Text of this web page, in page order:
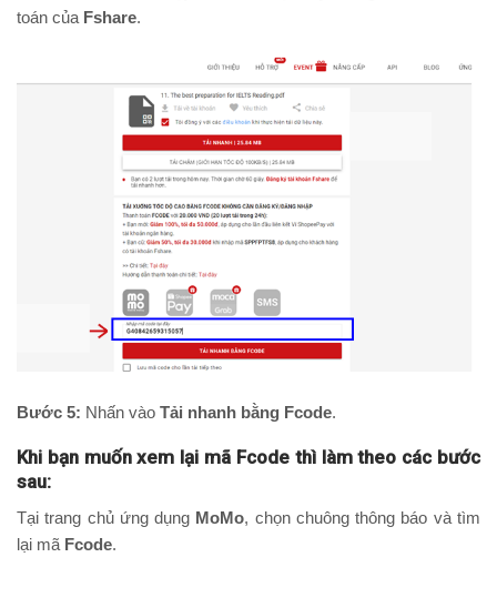
toán của Fshare.
Bước 5: Nhấn vào Tải nhanh bằng Fcode.
Khi bạn muốn xem lại mã Fcode thì làm theo các bước
sau:
Tại trang chủ ứng dụng MoMo, chọn chuông thông báo và tìm
lại mã Fcode.